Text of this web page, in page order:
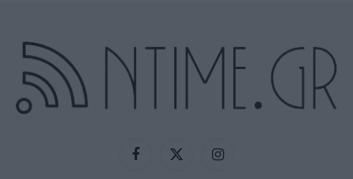
FacebookX
Instagram